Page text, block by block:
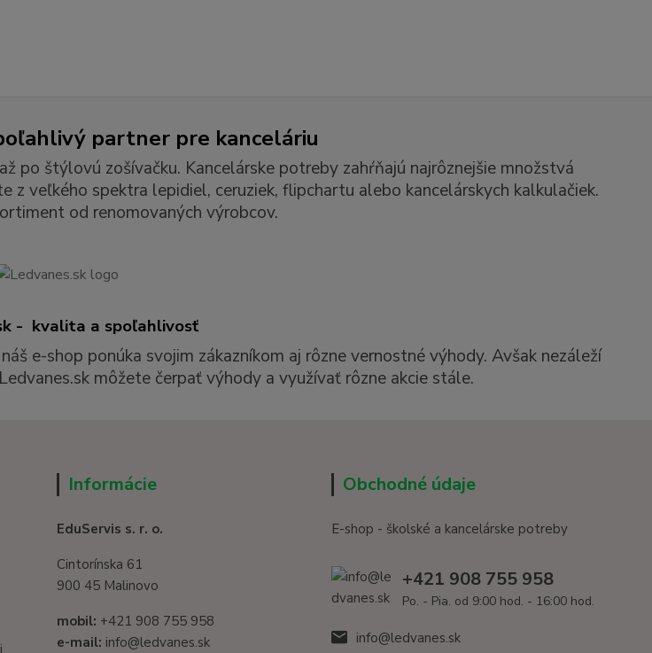
partner pre kanceláriu
po štýlovú zošívačku. Kancelárske potreby zahŕňajú najrôznejšie množstvá
z veľkého spektra lepidiel, ceruziek, flipchartu alebo kancelárskych kalkulačiek.
od renomovaných výrobcov.
- kvalita a spoľahlivosť
e-shop ponúka svojim zákazníkom aj rôzne vernostné výhody. Avšak nezáleží
môžete čerpať výhody a využívať rôzne akcie stále.
Informácie
EduServis s. r. o.
Cintorínska 61
900 45 Malinovo
mobil: +421 908 755 958
e-mail: info@ledvanes.sk
Obchodné údaje
E-shop - školské a kancelárske potreby
+421 908 755 958
Po. - Pia. od 9:00 hod. - 16:00 hod.
info@ledvanes.sk